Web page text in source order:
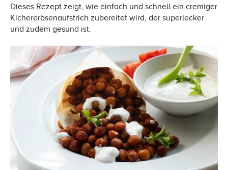
Dieses Rezept zeigt, wie einfach und schnell ein cremiger
Kichererbsenaufstrich zubereitet wird, der superlecker
und zudem gesund ist.